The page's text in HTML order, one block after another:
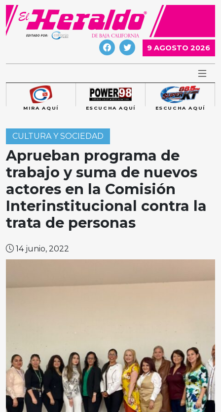
Skip
content
9 AGOSTO 2026
MIRA AQUÍ ESCUCHA AQUÍ ESCUCHA AQUÍ
CULTURA Y SOCIEDAD
Aprueban programa de
trabajo y suma de nuevos
actores en la Comisión
Interinstitucional contra la
trata de personas
14 junio, 2022